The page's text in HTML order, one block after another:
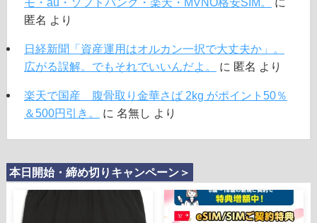
匿名 より
日経新聞「資産運用はオルカン一択で大丈夫か」。
広がる誤解。でもそれでいいんだよ。
に 匿名 より
楽天で国産 腹骨取り金華さば 2kg がポイント50％
＆500円引き。
に 名無し より
本日開始・締め切りキャンペーン＞